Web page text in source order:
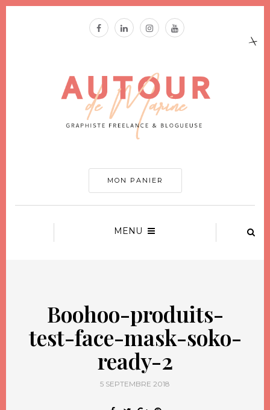
MON PANIER
MENU
Boohoo-produits-
test-face-mask-soko-
ready-2
5 SEPTEMBRE 2018